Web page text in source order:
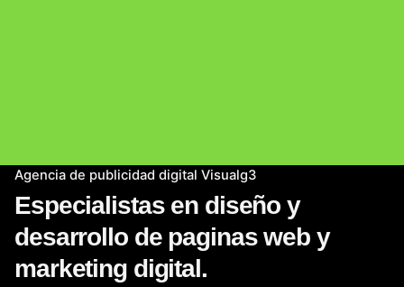
Agencia de publicidad digital Visualg3
Especialistas en diseño y
desarrollo de paginas web y
marketing digital.